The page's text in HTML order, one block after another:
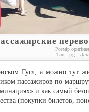
Розмір
Тип: jpg
Гугл, а можно тут
пассажиров по
и как самый
(покупки билетов,